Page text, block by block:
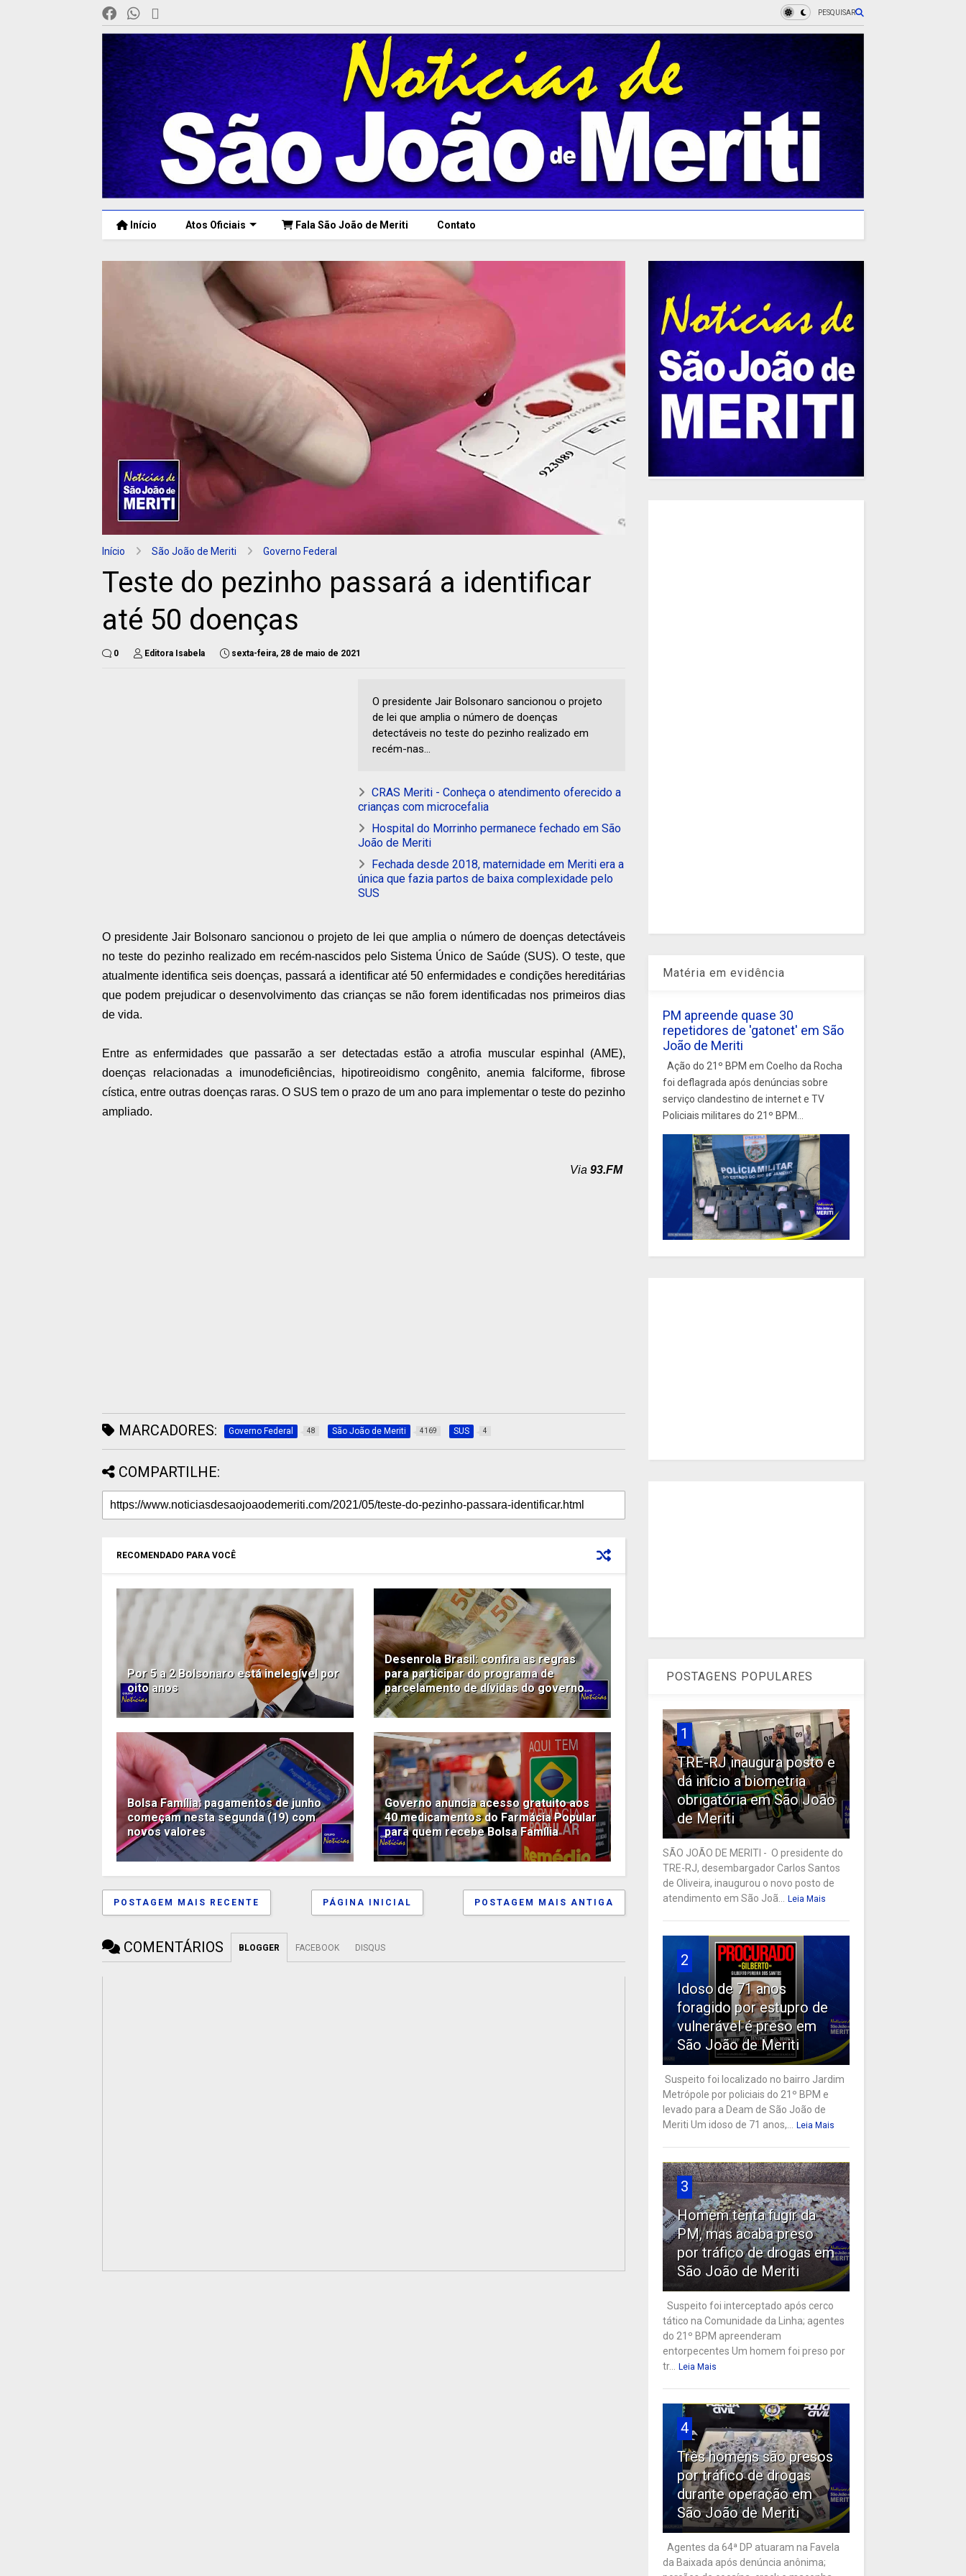
PESQUISAR
Início Atos Oficiais Fala São João de Meriti Contato
Início São João de Meriti Governo Federal
Teste do pezinho passará a identificar
até 50 doenças
0 Editora Isabela sexta-feira, 28 de maio de 2021
O presidente Jair Bolsonaro sancionou o projeto
de lei que amplia o número de doenças
detectáveis no teste do pezinho realizado em
recém-nas...
CRAS Meriti - Conheça o atendimento oferecido a
crianças com microcefalia
Hospital do Morrinho permanece fechado em São
João de Meriti
Fechada desde 2018, maternidade em Meriti era a
única que fazia partos de baixa complexidade pelo
SUS
O presidente Jair Bolsonaro sancionou o projeto de lei que amplia o número de doenças detectáveis
no teste do pezinho realizado em recém-nascidos pelo Sistema Único de Saúde (SUS). O teste, que
atualmente identifica seis doenças, passará a identificar até 50 enfermidades e condições hereditárias
que podem prejudicar o desenvolvimento das crianças se não forem identificadas nos primeiros dias
de vida.
Entre as enfermidades que passarão a ser detectadas estão a atrofia muscular espinhal (AME),
doenças relacionadas a imunodeficiências, hipotireoidismo congênito, anemia falciforme, fibrose
cística, entre outras doenças raras. O SUS tem o prazo de um ano para implementar o teste do pezinho
ampliado.
Via 93.FM
MARCADORES: Governo Federal 48 São João de Meriti 4169 SUS 4
COMPARTILHE:
RECOMENDADO PARA VOCÊ
Por 5 a 2 Bolsonaro está inelegível por
oito anos
Desenrola Brasil: confira as regras
para participar do programa de
parcelamento de dívidas do governo
Bolsa Família: pagamentos de junho
começam nesta segunda (19) com
novos valores
Governo anuncia acesso gratuito aos
40 medicamentos do Farmácia Popular
para quem recebe Bolsa Família
POSTAGEM MAIS RECENTE POSTAGEM MAIS ANTIGA
PÁGINA INICIAL
COMENTÁRIOS BLOGGER FACEBOOK DISQUS
Matéria em evidência
PM apreende quase 30
repetidores de 'gatonet' em São
João de Meriti
Ação do 21º BPM em Coelho da Rocha
foi deflagrada após denúncias sobre
serviço clandestino de internet e TV
Policiais militares do 21º BPM...
POSTAGENS POPULARES
1
TRE-RJ inaugura posto e
dá início a biometria
obrigatória em São João
de Meriti
SÃO JOÃO DE MERITI - O presidente do
TRE-RJ, desembargador Carlos Santos
de Oliveira, inaugurou o novo posto de
atendimento em São Joã...
Leia Mais
2
Idoso de 71 anos
foragido por estupro de
vulnerável é preso em
São João de Meriti
Suspeito foi localizado no bairro Jardim
Metrópole por policiais do 21º BPM e
levado para a Deam de São João de
Meriti Um idoso de 71 anos,...
Leia Mais
3
Homem tenta fugir da
PM, mas acaba preso
por tráfico de drogas em
São João de Meriti
Suspeito foi interceptado após cerco
tático na Comunidade da Linha; agentes
do 21º BPM apreenderam
entorpecentes Um homem foi preso por
tr...
Leia Mais
4
Três homens são presos
por tráfico de drogas
durante operação em
São João de Meriti
Agentes da 64ª DP atuaram na Favela
da Baixada após denúncia anônima;